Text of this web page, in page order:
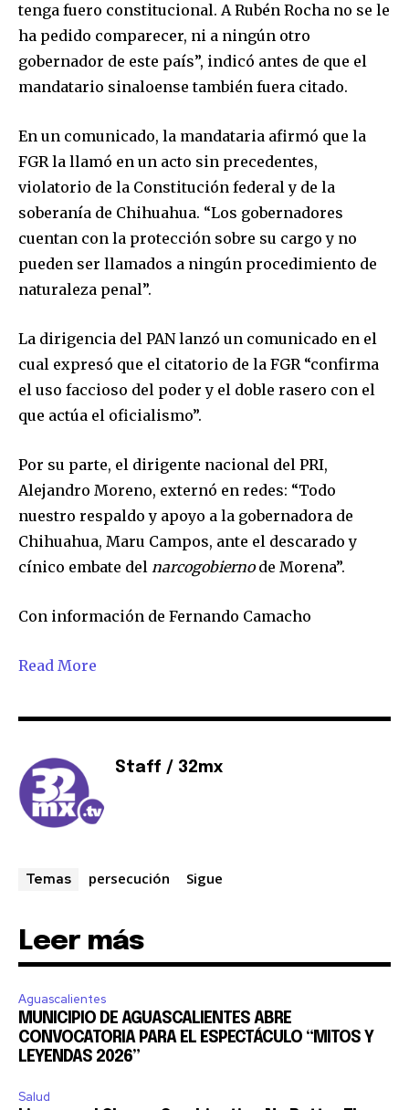
Únete a nuestra comunidad de
suscriptores y sé parte de la
conversación.
y da click en el botón de "suscribir". No te preocupes,
SUSCRIBIR
Acepto laPolítica de Privacidad
tenga fuero constitucional. A Rubén Rocha no se le
ha pedido comparecer, ni a ningún otro
gobernador de este país”, indicó antes de que el
mandatario sinaloense también fuera citado.
En un comunicado, la mandataria afirmó que la
FGR la llamó en un acto sin precedentes,
violatorio de la Constitución federal y de la
soberanía de Chihuahua. “Los gobernadores
cuentan con la protección sobre su cargo y no
pueden ser llamados a ningún procedimiento de
naturaleza penal”.
La dirigencia del PAN lanzó un comunicado en el
cual expresó que el citatorio de la FGR “confirma
el uso faccioso del poder y el doble rasero con el
que actúa el oficialismo”.
Por su parte, el dirigente nacional del PRI,
Alejandro Moreno, externó en redes: “Todo
nuestro respaldo y apoyo a la gobernadora de
Chihuahua, Maru Campos, ante el descarado y
cínico embate del narcogobiernode Morena”.
Con información de Fernando Camacho
Read More
Staff / 32mx
Temas persecución Sigue
Leer más
Aguascalientes
MUNICIPIO DE AGUASCALIENTES ABRE
CONVOCATORIA PARA EL ESPECTÁCULO “MITOS Y
LEYENDAS 2026”
Salud